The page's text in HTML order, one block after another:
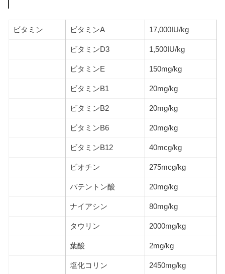
ビタミン ビタミンA 17,000IU/kg
ビタミンD3 1,500IU/kg
ビタミンE 150mg/kg
ビタミンB1 20mg/kg
ビタミンB2 20mg/kg
ビタミンB6 20mg/kg
ビタミンB12 40mcg/kg
ビオチン 275mcg/kg
パテントン酸 20mg/kg
ナイアシン 80mg/kg
タウリン 2000mg/kg
葉酸 2mg/kg
塩化コリン 2450mg/kg